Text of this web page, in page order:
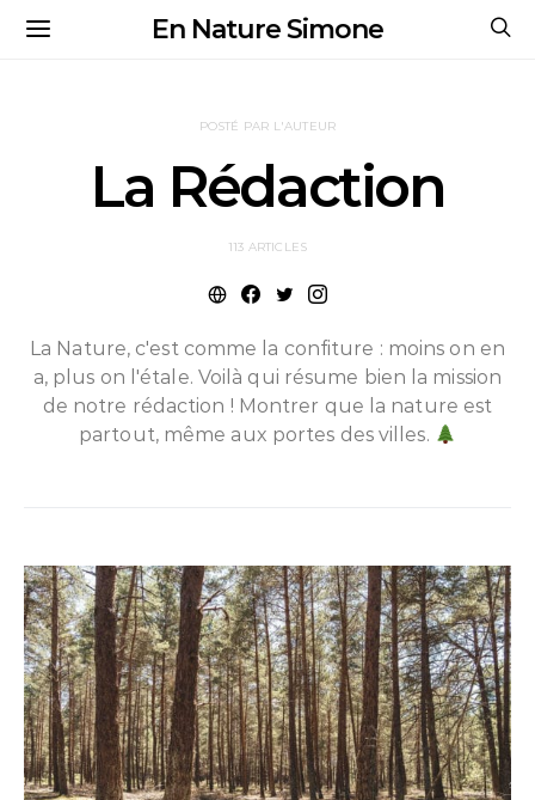
En Nature Simone
POSTÉ PAR L'AUTEUR
La Rédaction
113 ARTICLES
La Nature, c'est comme la confiture : moins on en
a, plus on l'étale. Voilà qui résume bien la mission
de notre rédaction ! Montrer que la nature est
partout, même aux portes des villes.